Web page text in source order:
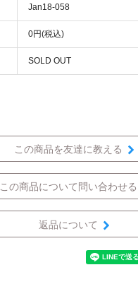
Jan18-058
0円(税込)
SOLD OUT
この商品を友達に教える
この商品について問い合わせる
返品について